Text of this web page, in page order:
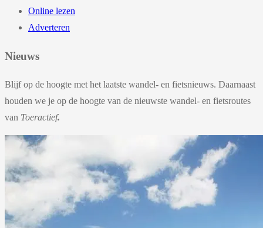
Online lezen
Adverteren
Nieuws
Blijf op de hoogte met het laatste wandel- en fietsnieuws. Daarnaast
houden we je op de hoogte van de nieuwste wandel- en fietsroutes
van Toeractief.